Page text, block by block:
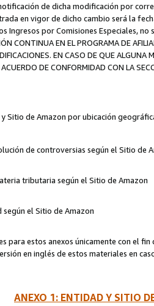
de dicha modificación por
en vigor de dicho cambio será la
Ingresos por Comisiones Especiales,
CONTINUA EN EL PROGRAMA DE
EN CASO DE QUE ALGUNA
DE CONFORMIDAD CON LA
Sitio de Amazon por ubicación
de controversias según el Sitio de
tributaria según el Sitio de Amazon
según el Sitio de Amazon
para estos anexos únicamente con el
en inglés de estos materiales en
ANEXO 1: ENTIDAD Y SITIO